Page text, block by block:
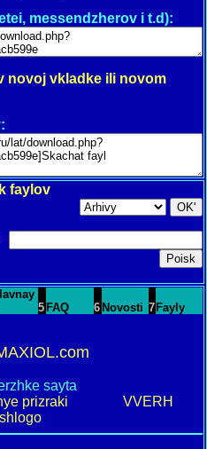
messendzherov i t.d):
novoj vkladke ili novom
faylov
5 FAQ 6 Novosti 7 Fayly
sayta
prizraki
VVERH